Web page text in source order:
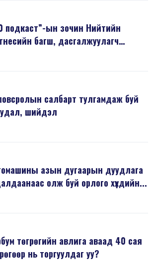
подкаст”-ын зочин Нийтийн
багш, дасгалжуулагч
салбарт тулгамдаж буй
шийдэл
азын дугаарын дуудлага
олж буй орлого хүүхдийн...
төгрөгийн авлига аваад 40 сая
нь торгуулдаг уу?